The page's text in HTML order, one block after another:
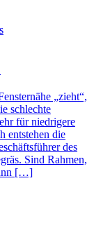
„zieht“,
schlechte
für niedrigere
entstehen die
des
Sind Rahmen,
[…]